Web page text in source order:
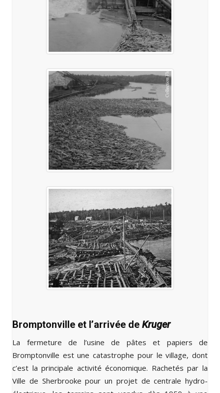
Bromptonville et l’arrivée de Kruger
La fermeture de l’usine de pâtes et papiers de
Bromptonville est une catastrophe pour le village, dont
c’est la principale activité économique. Rachetés par la
Ville de Sherbrooke pour un projet de centrale hydro-